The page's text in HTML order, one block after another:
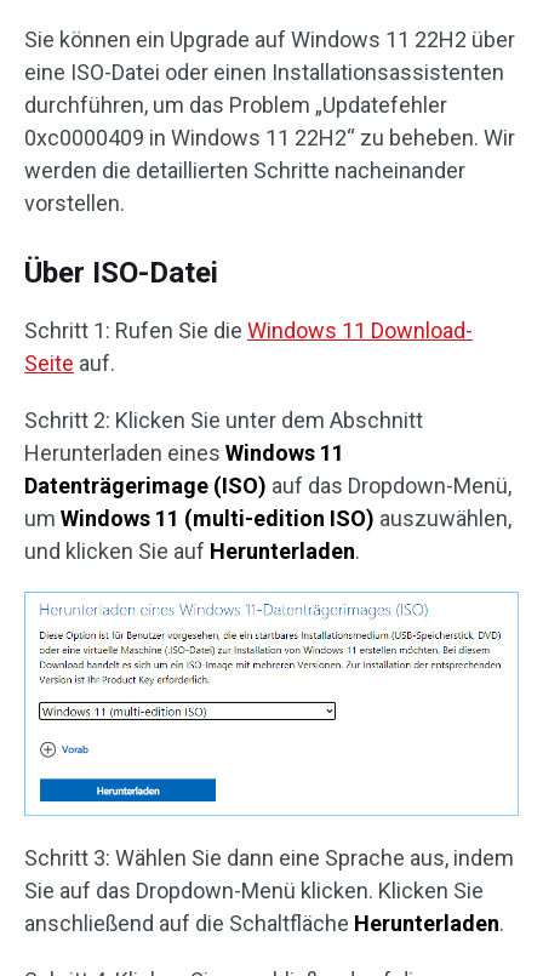
Sie können ein Upgrade auf Windows 11 22H2 über
eine ISO-Datei oder einen Installationsassistenten
durchführen, um das Problem „Updatefehler
0xc0000409 in Windows 11 22H2“ zu beheben. Wir
werden die detaillierten Schritte nacheinander
vorstellen.
Über ISO-Datei
Schritt 1: Rufen Sie die Windows 11 Download-
Seite auf.
Schritt 2: Klicken Sie unter dem Abschnitt
Herunterladen eines Windows 11
Datenträgerimage (ISO) auf das Dropdown-Menü,
um Windows 11 (multi-edition ISO) auszuwählen,
und klicken Sie auf Herunterladen.
Schritt 3: Wählen Sie dann eine Sprache aus, indem
Sie auf das Dropdown-Menü klicken. Klicken Sie
anschließend auf die Schaltfläche Herunterladen.